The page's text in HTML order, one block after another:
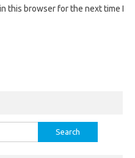
this browser for the next time I